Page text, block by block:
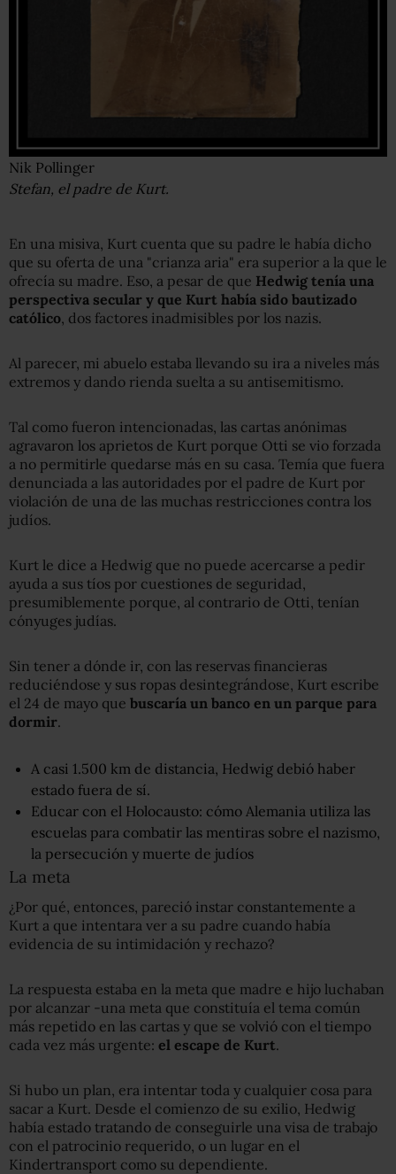
Nik Pollinger
Stefan, el padre de Kurt.
En una misiva, Kurt cuenta que su padre le había dicho
que su oferta de una "crianza aria" era superior a la que le
ofrecía su madre. Eso, a pesar de que Hedwig tenía una
perspectiva secular y que Kurt había sido bautizado
católico , dos factores inadmisibles por los nazis.
Al parecer, mi abuelo estaba llevando su ira a niveles más
extremos y dando rienda suelta a su antisemitismo.
Tal como fueron intencionadas, las cartas anónimas
agravaron los aprietos de Kurt porque Otti se vio forzada
a no permitirle quedarse más en su casa. Temía que fuera
denunciada a las autoridades por el padre de Kurt por
violación de una de las muchas restricciones contra los
judíos.
Kurt le dice a Hedwig que no puede acercarse a pedir
ayuda a sus tíos por cuestiones de seguridad,
presumiblemente porque, al contrario de Otti, tenían
cónyuges judías.
Sin tener a dónde ir, con las reservas financieras
reduciéndose y sus ropas desintegrándose, Kurt escribe
el 24 de mayo que buscaría un banco en un parque para
dormir.
A casi 1.500 km de distancia, Hedwig debió haber
estado fuera de sí.
Educar con el Holocausto: cómo Alemania utiliza las
escuelas para combatir las mentiras sobre el nazismo,
la persecución y muerte de judíos
La meta
¿Por qué, entonces, pareció instar constantemente a
Kurt a que intentara ver a su padre cuando había
evidencia de su intimidación y rechazo?
La respuesta estaba en la meta que madre e hijo luchaban
por alcanzar -una meta que constituía el tema común
más repetido en las cartas y que se volvió con el tiempo
cada vez más urgente: el escape de Kurt.
Si hubo un plan, era intentar toda y cualquier cosa para
sacar a Kurt. Desde el comienzo de su exilio, Hedwig
había estado tratando de conseguirle una visa de trabajo
con el patrocinio requerido, o un lugar en el
Kindertransport como su dependiente.